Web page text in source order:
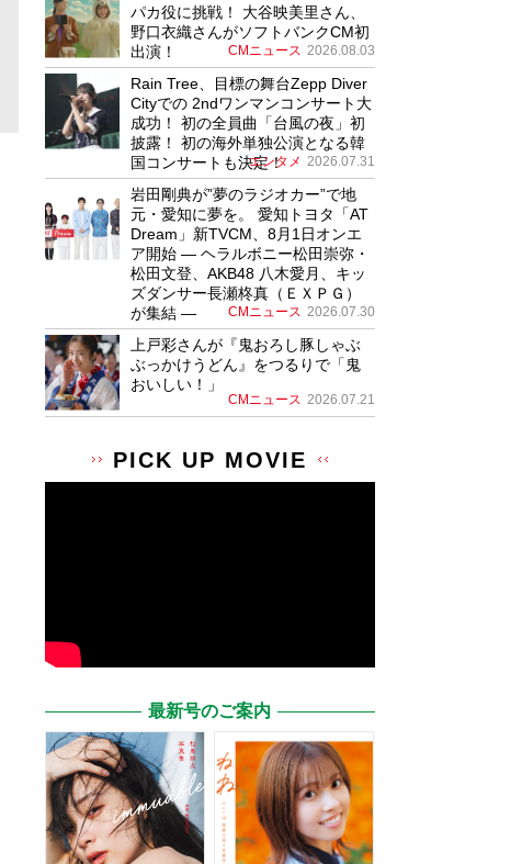
パカ役に挑戦！ 大谷映美里さん、
野口衣織さんがソフトバンクCM初
出演！
CMニュース 2026.08.03
Rain Tree、目標の舞台Zepp Diver
Cityでの 2ndワンマンコンサート大
成功！ 初の全員曲「台風の夜」初
披露！ 初の海外単独公演となる韓
国コンサートも決定！
エンタメ 2026.07.31
岩田剛典が”夢のラジオカー”で地
元・愛知に夢を。 愛知トヨタ「AT
Dream」新TVCM、8月1日オンエ
ア開始 ― ヘラルボニー松田崇弥・
松田文登、AKB48 八木愛月、キッ
ズダンサー長瀬柊真（ＥＸＰＧ）
が集結 ―
CMニュース 2026.07.30
上戸彩さんが『鬼おろし豚しゃぶ
ぶっかけうどん』をつるりで「鬼
おいしい！」
CMニュース 2026.07.21
PICK UP MOVIE
最新号のご案内